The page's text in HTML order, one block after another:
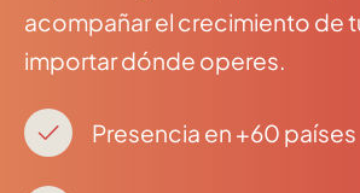
acompañar el crecimiento de
importar dónde operes.
Presencia en +60 países